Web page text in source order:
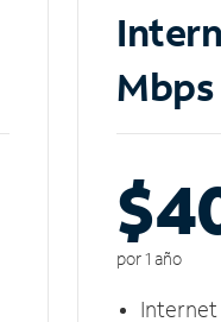
Mbps
por 1 año